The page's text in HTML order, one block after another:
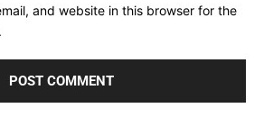
and website in this browser for the